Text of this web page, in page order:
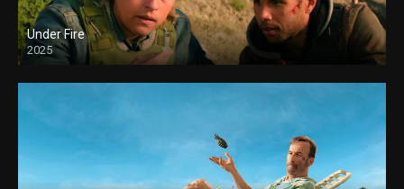
Under Fire
2025